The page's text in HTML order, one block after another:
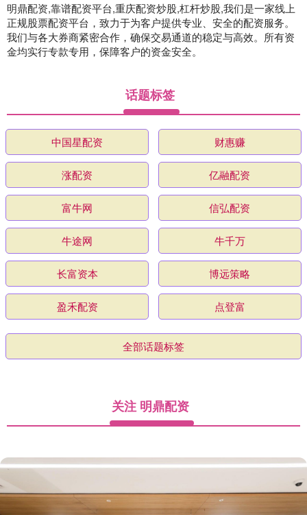
明鼎配资,靠谱配资平台,重庆配资炒股,杠杆炒股,我们是一家线上
正规股票配资平台，致力于为客户提供专业、安全的配资服务。
我们与各大券商紧密合作，确保交易通道的稳定与高效。所有资
金均实行专款专用，保障客户的资金安全。
话题标签
中国星配资 财惠赚
涨配资 亿融配资
富牛网 信弘配资
牛途网 牛千万
长富资本 博远策略
盈禾配资 点登富
全部话题标签
关注 明鼎配资